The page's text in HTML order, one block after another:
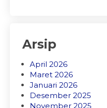
Arsip
April 2026
Maret 2026
Januari 2026
Desember 2025
November 2025